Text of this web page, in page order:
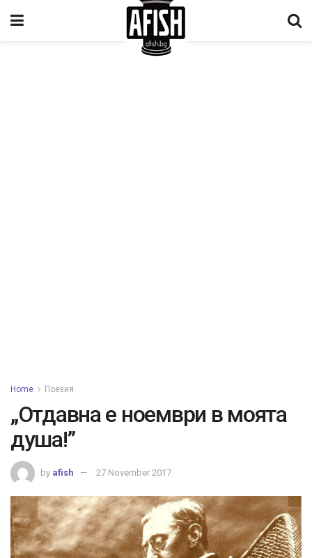
Home Поезия
„Отдавна е ноември в моята
душа!”
by afish 27 November 2017